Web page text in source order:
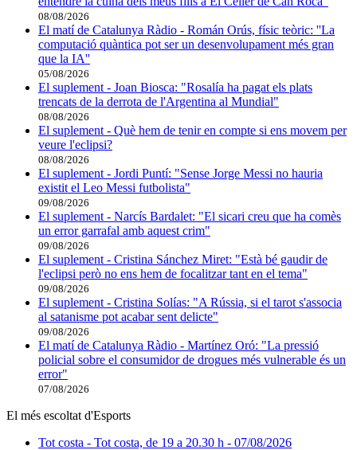
08/08/2026
El matí de Catalunya Ràdio - Román Orús, físic teòric: ''La
computació quàntica pot ser un desenvolupament més gran
que la IA''
05/08/2026
El suplement - Joan Biosca: "Rosalía ha pagat els plats
trencats de la derrota de l'Argentina al Mundial"
08/08/2026
El suplement - Què hem de tenir en compte si ens movem per
veure l'eclipsi?
08/08/2026
El suplement - Jordi Puntí: "Sense Jorge Messi no hauria
existit el Leo Messi futbolista"
09/08/2026
El suplement - Narcís Bardalet: "El sicari creu que ha comès
un error garrafal amb aquest crim"
09/08/2026
El suplement - Cristina Sánchez Miret: "Està bé gaudir de
l'eclipsi però no ens hem de focalitzar tant en el tema"
09/08/2026
El suplement - Cristina Solías: "A Rússia, si el tarot s'associa
al satanisme pot acabar sent delicte"
09/08/2026
El matí de Catalunya Ràdio - Martínez Oró: "La pressió
policial sobre el consumidor de drogues més vulnerable és un
error"
07/08/2026
El més escoltat d'Esports
Tot costa - Tot costa, de 19 a 20.30 h - 07/08/2026